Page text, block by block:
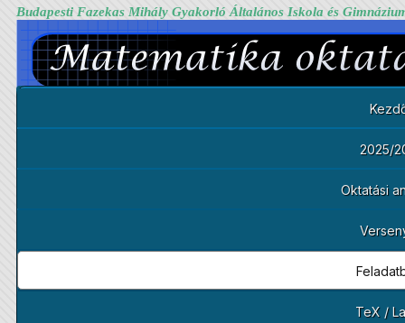
Budapesti Fazekas Mihály Gyakorló Általános Iskola és
2025/
Oktatási
TeX /